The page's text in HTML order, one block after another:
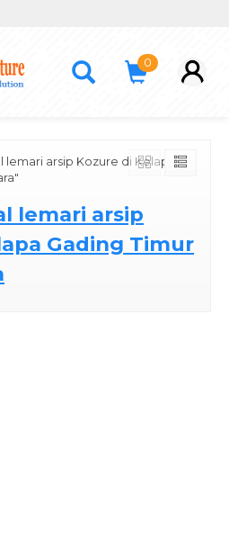
0
lemari arsip Kozure di Kelapa
lemari arsip
Gading Timur